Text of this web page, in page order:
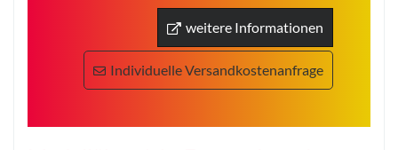
weitere Informationen
Individuelle Versandkostenanfrage